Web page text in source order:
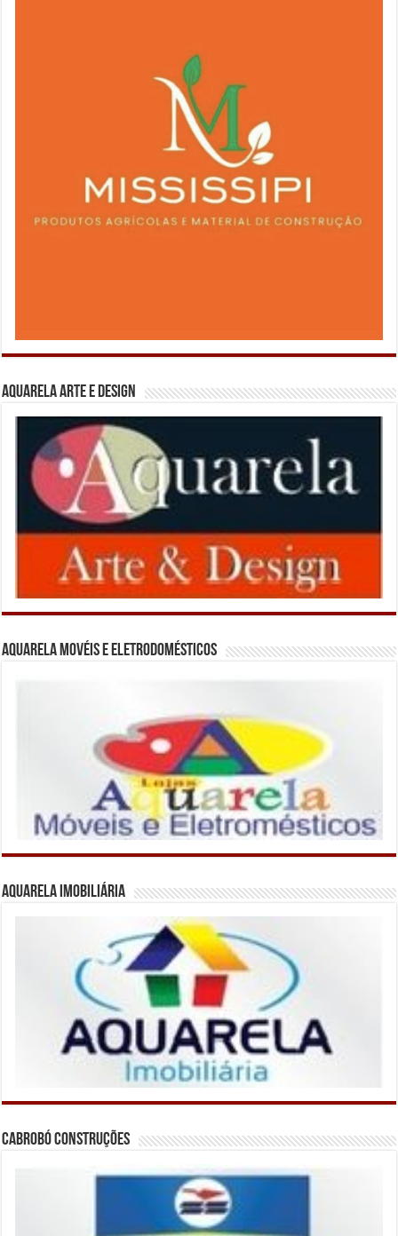
Aquarela Arte e Design
Aquarela Movéis e Eletrodomésticos
Aquarela Imobiliária
Cabrobó Construções